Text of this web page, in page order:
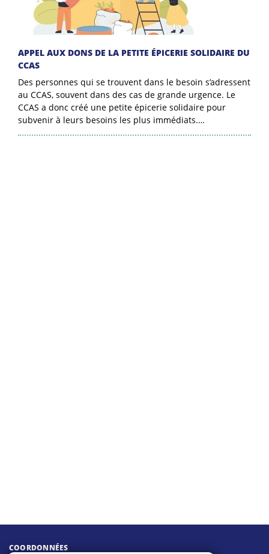
APPEL AUX DONS DE LA PETITE ÉPICERIE SOLIDAIRE DU
CCAS
Des personnes qui se trouvent dans le besoin s’adressent
au CCAS, souvent dans des cas de grande urgence. Le
CCAS a donc créé une petite épicerie solidaire pour
subvenir à leurs besoins les plus immédiats.…
COORDONNÉES